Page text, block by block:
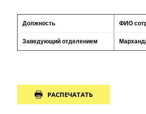
Должность ФИО
Заведующий отделением
РАСПЕЧАТАТЬ